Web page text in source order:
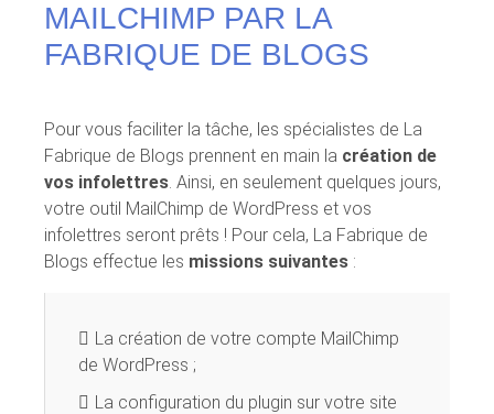
MAILCHIMP PAR LA
FABRIQUE DE BLOGS
Pour vous faciliter la tâche, les spécialistes de La
Fabrique de Blogs prennent en main la création de
vos infolettres. Ainsi, en seulement quelques jours,
votre outil MailChimp de WordPress et vos
infolettres seront prêts ! Pour cela, La Fabrique de
Blogs effectue les missions suivantes :
La création de votre compte MailChimp
de WordPress ;
La configuration du plugin sur votre site